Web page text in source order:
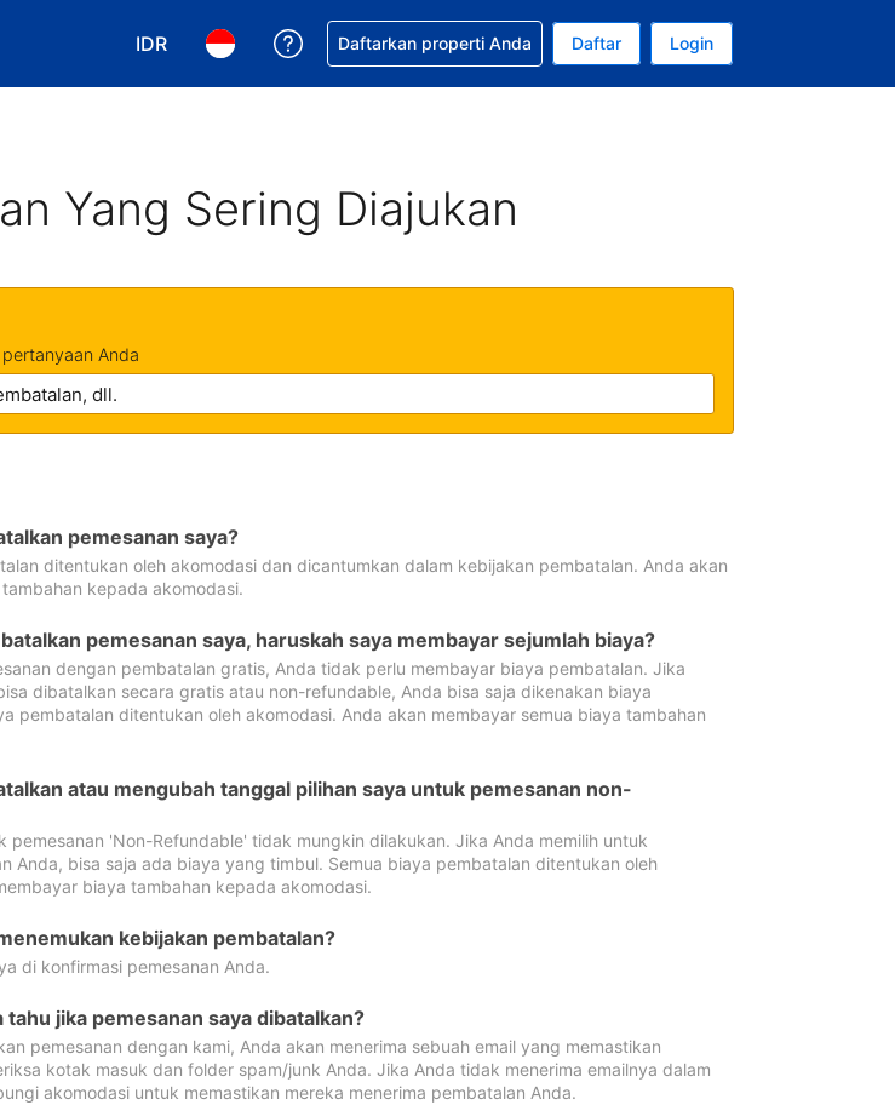
IDR
Pilih mata uang Anda. Mata uang Anda saat ini adalah Rupiah Indonesia
Pilih bahasa Anda. Bahasa Anda saat ini adalah Bahasa Indonesia
Dapatkan bantuan untuk pemesanan Anda
Daftarkan properti Anda Daftar Login
Yang Sering Diajukan
Anda
pemesanan saya?
ditentukan oleh akomodasi dan dicantumkan dalam kebijakan pembatalan. Anda akan
kepada akomodasi.
pemesanan saya, haruskah saya membayar sejumlah biaya?
dengan pembatalan gratis, Anda tidak perlu membayar biaya pembatalan. Jika
dibatalkan secara gratis atau non-refundable, Anda bisa saja dikenakan biaya
pembatalan ditentukan oleh akomodasi. Anda akan membayar semua biaya tambahan
atau mengubah tanggal pilihan saya untuk pemesanan non-
pemesanan 'Non-Refundable' tidak mungkin dilakukan. Jika Anda memilih untuk
Anda, bisa saja ada biaya yang timbul. Semua biaya pembatalan ditentukan oleh
biaya tambahan kepada akomodasi.
kebijakan pembatalan?
di konfirmasi pemesanan Anda.
tahu jika pemesanan saya dibatalkan?
pemesanan dengan kami, Anda akan menerima sebuah email yang memastikan
kotak masuk dan folder spam/junk Anda. Jika Anda tidak menerima emailnya dalam
akomodasi untuk memastikan mereka menerima pembatalan Anda.